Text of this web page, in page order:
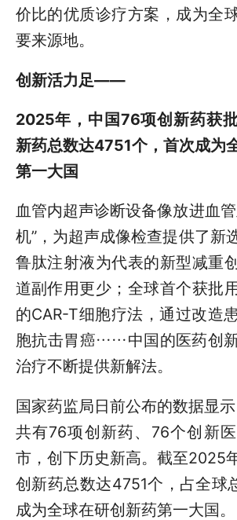
价比的优质诊疗方案，成为全
要来源地。
创新活力足——
2025年，中国76项创新药获
新药总数达4751个，首次成为
第一大国
血管内超声诊断设备像放进血
机”，为超声成像检查提供了新
鲁肽注射液为代表的新型减重
道副作用更少；全球首个获批
的CAR-T细胞疗法，通过改造
胞抗击胃癌……中国的医药创
治疗不断提供新解法。
国家药监局日前公布的数据显
共有76项创新药、76个创新
市，创下历史新高。截至2025
创新药总数达4751个，占全球
成为全球在研创新药第一大国。